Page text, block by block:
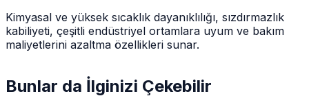
Kimyasal ve yüksek sıcaklık dayanıklılığı, sızdırmazlık
kabiliyeti, çeşitli endüstriyel ortamlara uyum ve bakım
maliyetlerini azaltma özellikleri sunar.
Bunlar da İlginizi Çekebilir